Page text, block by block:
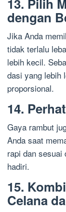
13. Pilih
dengan
Jika Anda
tidak terlalu
lebih kecil.
dasi yang lebih
proporsional.
14.
Gaya rambut
Anda saat
rapi dan sesuai
hadiri.
15.
Celana